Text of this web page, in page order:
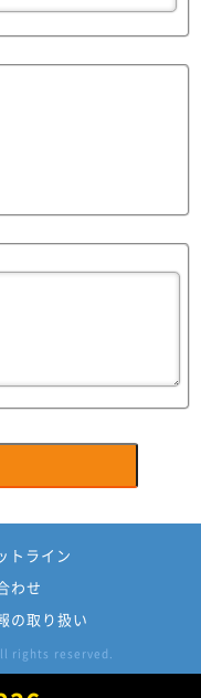
トライン
わせ
の取り扱い
rights reserved.